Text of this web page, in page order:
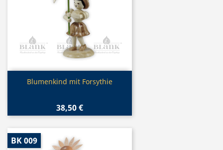
Vorschau
Blumenkind mit Forsythie
38,50 €
BK 009